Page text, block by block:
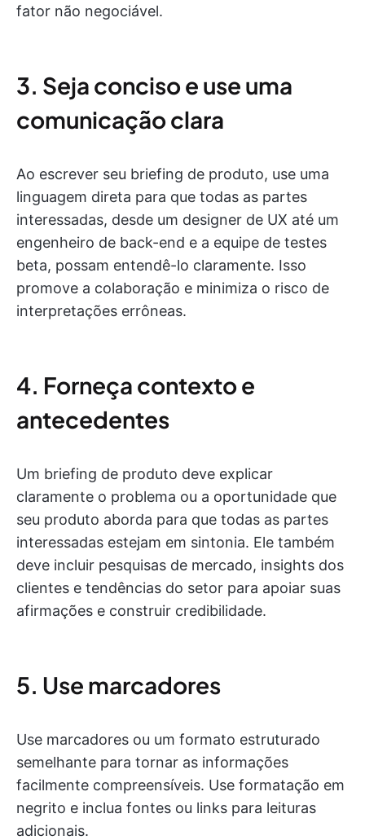
fator não negociável.
3. Seja conciso e use uma
comunicação clara
Ao escrever seu briefing de produto, use uma
linguagem direta para que todas as partes
interessadas, desde um designer de UX até um
engenheiro de back-end e a equipe de testes
beta, possam entendê-lo claramente. Isso
promove a colaboração e minimiza o risco de
interpretações errôneas.
4. Forneça contexto e
antecedentes
Um briefing de produto deve explicar
claramente o problema ou a oportunidade que
seu produto aborda para que todas as partes
interessadas estejam em sintonia. Ele também
deve incluir pesquisas de mercado, insights dos
clientes e tendências do setor para apoiar suas
afirmações e construir credibilidade.
5. Use marcadores
Use marcadores ou um formato estruturado
semelhante para tornar as informações
facilmente compreensíveis. Use formatação em
negrito e inclua fontes ou links para leituras
adicionais.